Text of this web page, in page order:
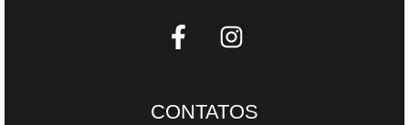
CONTATOS